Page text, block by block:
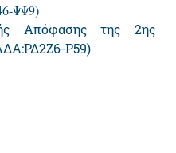
ΨΨ9)
Απόφασης της 2ης
Ρ59)